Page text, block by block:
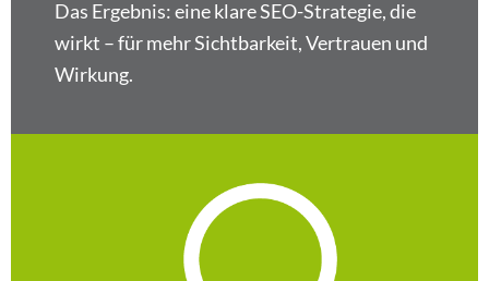
Das Ergebnis:eine klare SEO-Strategie, die
wirkt – für mehr Sichtbarkeit, Vertrauen und
Wirkung.